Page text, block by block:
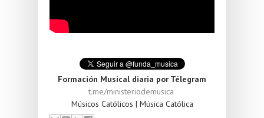
Formación Musical diaria por Télegram
t.me/ministeriodemusica
Músicos Católicos | Música Católica